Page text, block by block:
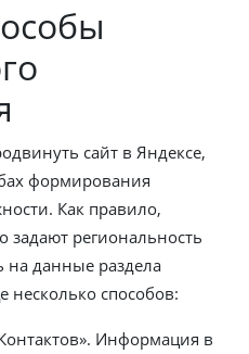
сайт в Яндексе,
формирования
Как правило,
задают региональность
на данные раздела
способов:
Информация в